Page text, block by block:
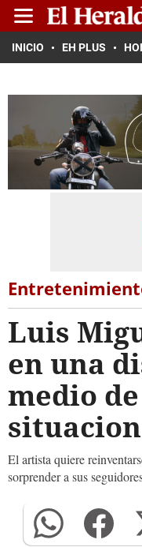
INICIO EH PLUS
Luis
en una
medio
El artista quiere
sorprender a sus